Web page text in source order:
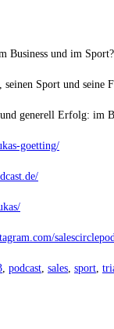
Business und im Sport?
Sport und seine
generell Erfolg: im
goetting/
, podcast, sales, sport,